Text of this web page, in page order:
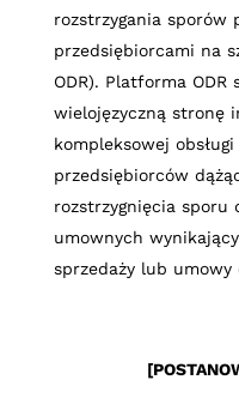
rozstrzygania sporów
przedsiębiorcami na
ODR). Platforma
wielojęzyczną stronę
kompleksowej
przedsiębiorców
rozstrzygnięcia sporu
umownych
sprzedaży lub umowy